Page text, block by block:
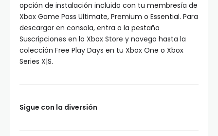
opción de instalación incluida con tu membresía de
Xbox Game Pass Ultimate, Premium o Essential. Para
descargar en consola, entra a la pestaña
Suscripciones en la Xbox Store y navega hasta la
colección Free Play Days en tu Xbox One o Xbox
Series X|S.
Sigue con la diversión